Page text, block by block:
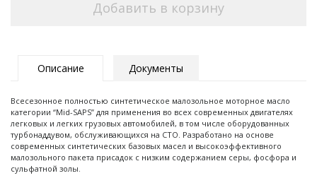
Добавить в корзину
Описание Документы
Всесезонное полностью синтетическое малозольное моторное масло
категории “Mid-SAPS” для применения во всех современных двигателях
легковых и легких грузовых автомобилей, в том числе оборудованных
турбонаддувом, обслуживающихся на СТО. Разработано на основе
современных синтетических базовых масел и высокоэффективного
малозольного пакета присадок с низким содержанием серы, фосфора и
сульфатной золы.